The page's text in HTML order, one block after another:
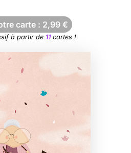
carte : 2,99 €
à partir de 11cartes !